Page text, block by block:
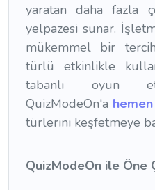
yaratan daha fazla
yelpazesi sunar.
mükemmel bir
türlü etkinlikle
tabanlı oyun
QuizModeOn'a
türlerini keşfetmeye
QuizModeOn ile Öne